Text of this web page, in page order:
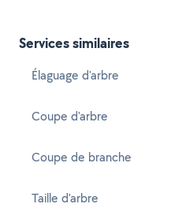
Services similaires
Élaguage d'arbre
Coupe d'arbre
Coupe de branche
Taille d'arbre